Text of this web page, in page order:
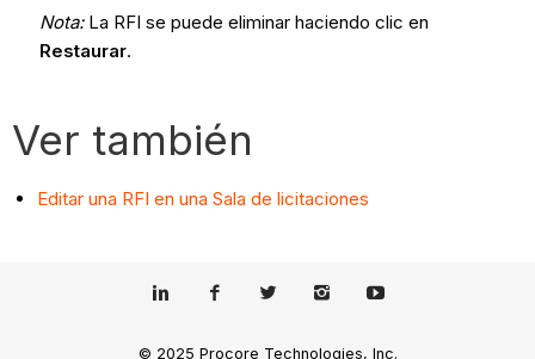
Nota:La RFI se puede eliminar haciendo clic en
Restaurar.
Ver también
Editar una RFI en una Sala de licitaciones
© 2025 Procore Technologies, Inc.